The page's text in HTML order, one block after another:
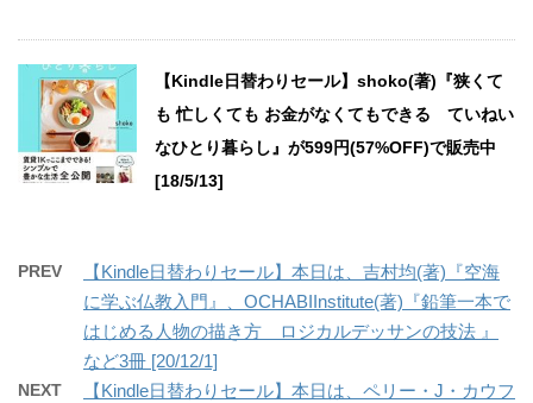
【Kindle日替わりセール】shoko(著)『狭くて
も 忙しくても お金がなくてもできる ていねい
なひとり暮らし』が599円(57%OFF)で販売中
[18/5/13]
PREV
【Kindle日替わりセール】本日は、吉村均(著)『空海
に学ぶ仏教入門』、OCHABIInstitute(著)『鉛筆一本で
はじめる人物の描き方 ロジカルデッサンの技法 』
など3冊 [20/12/1]
NEXT
【Kindle日替わりセール】本日は、ペリー・J・カウフ